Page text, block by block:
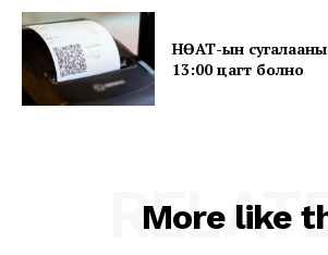
НӨАТ-ын
13:00 цагт болно
More like